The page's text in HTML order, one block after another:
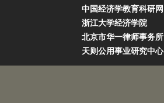
中国经济学教育科研网
浙江大学经济学院
北京市华一律师事务所
天则公用事业研究中心